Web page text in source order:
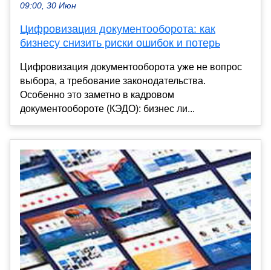
09:00, 30 Июн
Цифровизация документооборота: как
бизнесу снизить риски ошибок и потерь
Цифровизация документооборота уже не вопрос
выбора, а требование законодательства.
Особенно это заметно в кадровом
документообороте (КЭДО): бизнес ли...